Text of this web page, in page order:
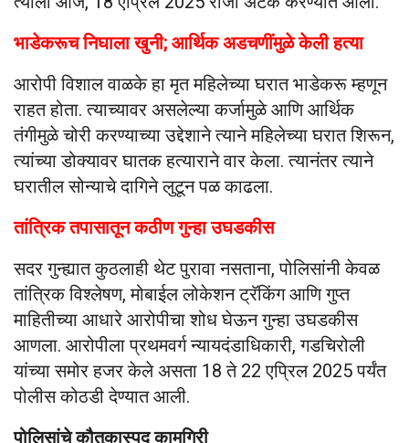
भाडेकरूच निघाला खुनी; आर्थिक अडचणींमुळे केली हत्या
आरोपी विशाल वाळके हा मृत महिलेच्या घरात भाडेकरू म्हणून
राहत होता. त्याच्यावर असलेल्या कर्जामुळे आणि आर्थिक
तंगीमुळे चोरी करण्याच्या उद्देशाने त्याने महिलेच्या घरात शिरून,
त्यांच्या डोक्यावर घातक हत्याराने वार केला. त्यानंतर त्याने
घरातील सोन्याचे दागिने लुटून पळ काढला.
तांत्रिक तपासातून कठीण गुन्हा उघडकीस
सदर गुन्ह्यात कुठलाही थेट पुरावा नसताना, पोलिसांनी केवळ
तांत्रिक विश्लेषण, मोबाईल लोकेशन ट्रॅकिंग आणि गुप्त
माहितीच्या आधारे आरोपीचा शोध घेऊन गुन्हा उघडकीस
आणला. आरोपीला प्रथमवर्ग न्यायदंडाधिकारी, गडचिरोली
यांच्या समोर हजर केले असता 18 ते 22 एप्रिल 2025 पर्यंत
पोलीस कोठडी देण्यात आली.
पोलिसांचे कौतुकास्पद कामगिरी